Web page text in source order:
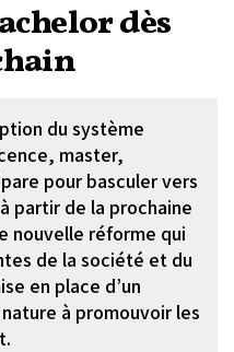
dès
du système
master,
pour basculer vers
partir de la prochaine
nouvelle réforme qui
de la société et du
en place d’un
à promouvoir les